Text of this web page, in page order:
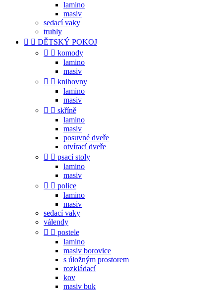
lamino
masiv
sedací vaky
truhly
  DĚTSKÝ POKOJ
  komody
lamino
masiv
  knihovny
lamino
masiv
  skříně
lamino
masiv
posuvné dveře
otvírací dveře
  psací stoly
lamino
masiv
  police
lamino
masiv
sedací vaky
válendy
  postele
lamino
masiv borovice
s úložným prostorem
rozkládací
kov
masiv buk